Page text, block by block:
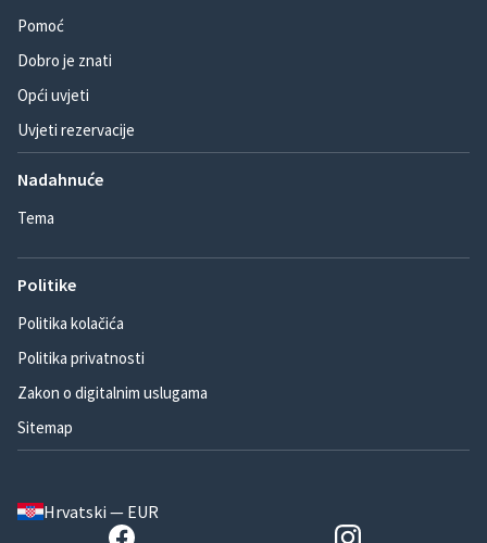
Pomoć
Dobro je znati
Opći uvjeti
Uvjeti rezervacije
Nadahnuće
Tema
Politike
Politika kolačića
Politika privatnosti
Zakon o digitalnim uslugama
Sitemap
Hrvatski — EUR